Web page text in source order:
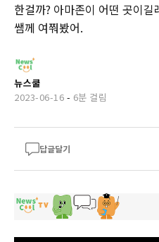
한걸까? 아마존이 어떤 곳이
쌤께 여쭤봤어.
뉴스쿨
2023-06-16 - 6분 걸림
답글달기